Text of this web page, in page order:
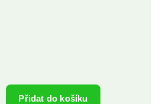
Přidat do košíku